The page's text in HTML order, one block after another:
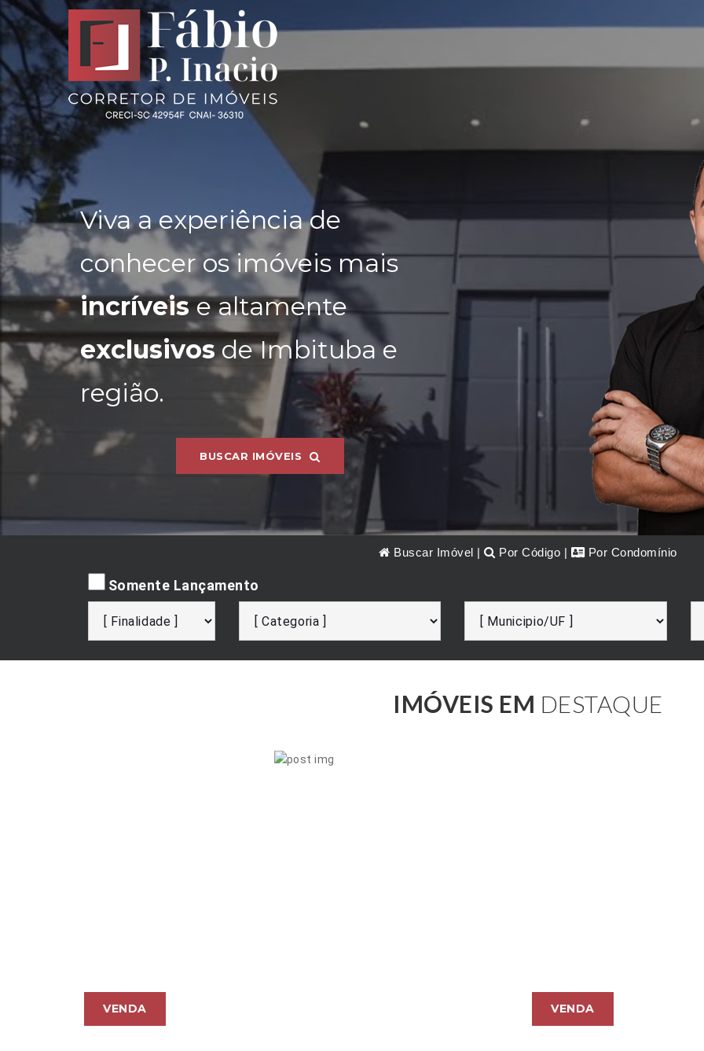
Viva a experiência de
conhecer os imóveis mais
incríveise altamente
exclusivosde Imbituba e
região.
BUSCAR IMÓVEIS
Buscar Imóvel | Por Código | Por Condomínio
Somente Lançamento
IMÓVEIS EM DESTAQUE
VENDA VENDA